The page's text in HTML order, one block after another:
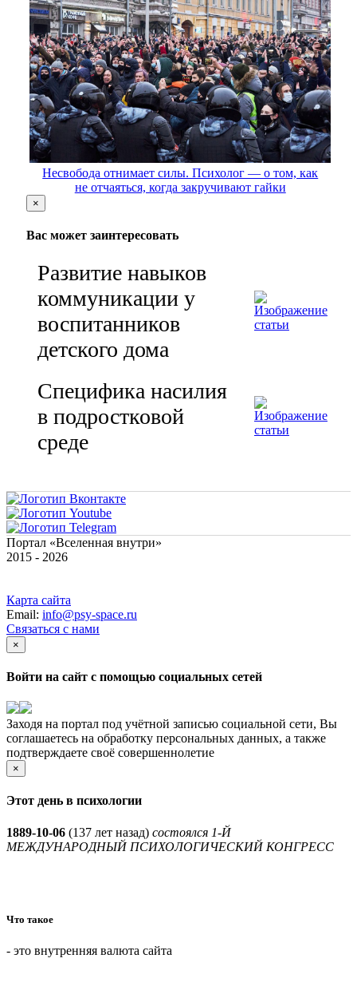
Несвобода отнимает силы. Психолог — о том, как
не отчаяться, когда закручивают гайки
×
Вас может заинтересовать
Развитие навыков
коммуникации у
воспитанников
детского дома
Специфика насилия
в подростковой
среде
Портал «Вселенная внутри»
2015 - 2026
Карта сайта
Email: info@psy-space.ru
Связаться с нами
×
Войти на сайт с помощью социальных сетей
Заходя на портал под учётной записью социальной сети, Вы
соглашаетесь на обработку персональных данных, а также
подтверждаете своё совершеннолетие
×
Этот день в психологии
1889-10-06 (137 лет назад) состоялся 1-Й
МЕЖДУНАРОДНЫЙ ПСИХОЛОГИЧЕСКИЙ КОНГРЕСС
Что такое
- это внутренняя валюта сайта